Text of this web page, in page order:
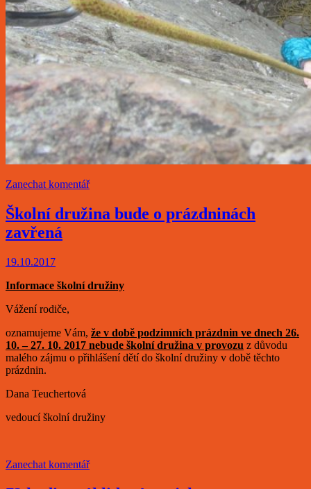
Zanechat komentář
Školní družina bude o prázdninách
zavřená
19.10.2017
Informace školní družiny
Vážení rodiče,
oznamujeme Vám, že v době podzimních prázdnin ve dnech 26.
10. – 27. 10. 2017 nebude školní družina v provozu z důvodu
malého zájmu o přihlášení dětí do školní družiny v době těchto
prázdnin.
Dana Teuchertová
vedoucí školní družiny
Zanechat komentář